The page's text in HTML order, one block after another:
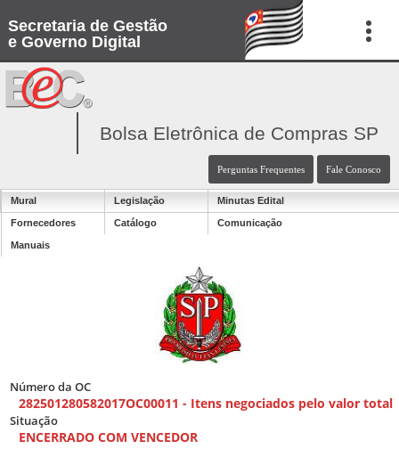
Secretaria de Gestão
e Governo Digital
Bolsa Eletrônica de Compras SP
Perguntas Frequentes Fale Conosco
Mural Legislação Minutas Edital
Fornecedores Catálogo Comunicação
Manuais
Número da OC
282501280582017OC00011 - Itens negociados pelo valor total
Situação
ENCERRADO COM VENCEDOR